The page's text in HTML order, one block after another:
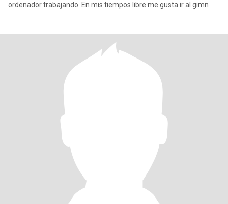
ordenador trabajando. En mis tiempos libre me gusta ir al gimn